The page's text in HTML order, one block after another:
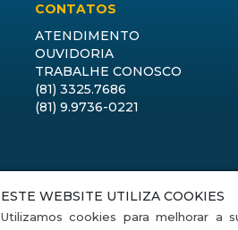
CONTATOS
ATENDIMENTO
OUVIDORIA
TRABALHE CONOSCO
(81) 3325.7686
(81) 9.9736-0221
Facebook
ESTE WEBSITE UTILIZA COOKIES
Utilizamos cookies para melhorar a